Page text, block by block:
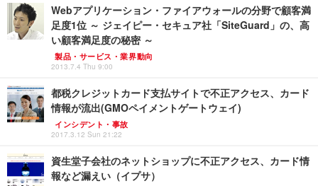
Webアプリケーション・ファイアウォールの分野で顧客満
足度1位 ～ ジェイピー・セキュア社「SiteGuard」の、高
い顧客満足度の秘密 ～
製品・サービス・業界動向
2013.7.4 Thu 9:00
都税クレジットカード支払サイトで不正アクセス、カード
情報が流出(GMOペイメントゲートウェイ)
インシデント・事故
2017.3.12 Sun 21:22
資生堂子会社のネットショップに不正アクセス、カード情
報など漏えい（イプサ）